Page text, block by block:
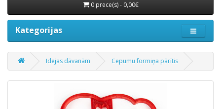
0 prece(s) - 0,00€
Kategorijas
Idejas dāvanām Cepumu formiņa pārītis